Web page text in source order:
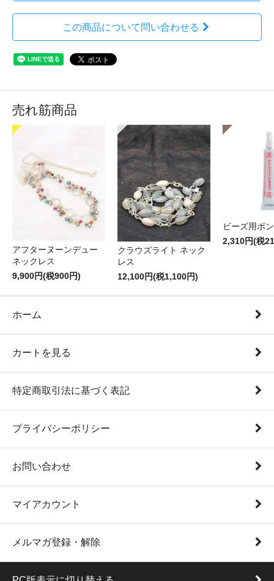
この商品について問い合わせる
売れ筋商品
アフターヌーンデュー
ネックレス
9,900円(税900円)
クラウズライト ネック
レス
12,100円(税1,100円)
ビーズ用ボ
2,310円(税
ホーム
カートを見る
特定商取引法に基づく表記
プライバシーポリシー
お問い合わせ
マイアカウント
メルマガ登録・解除